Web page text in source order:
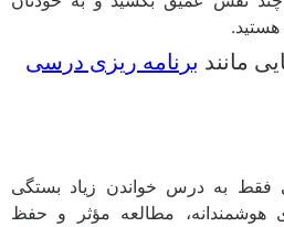
برنامه ریزی درسی
به درس خواندن زیاد بستگی
مطالعه مؤثر و حفظ